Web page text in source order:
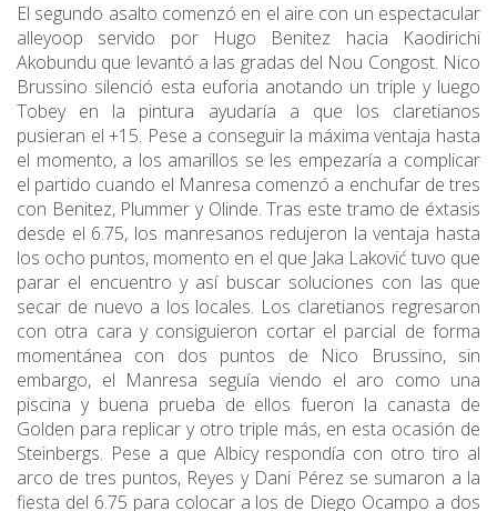
El segundo asalto comenzó en el aire con un espectacular
alleyoop servido por Hugo Benitez hacia Kaodirichi
Akobundu que levantó a las gradas del Nou Congost. Nico
Brussino silenció esta euforia anotando un triple y luego
Tobey en la pintura ayudaría a que los claretianos
pusieran el +15. Pese a conseguir la máxima ventaja hasta
el momento, a los amarillos se les empezaría a complicar
el partido cuando el Manresa comenzó a enchufar de tres
con Benitez, Plummer y Olinde. Tras este tramo de éxtasis
desde el 6.75, los manresanos redujeron la ventaja hasta
los ocho puntos, momento en el que Jaka Laković tuvo que
parar el encuentro y así buscar soluciones con las que
secar de nuevo a los locales. Los claretianos regresaron
con otra cara y consiguieron cortar el parcial de forma
momentánea con dos puntos de Nico Brussino, sin
embargo, el Manresa seguía viendo el aro como una
piscina y buena prueba de ellos fueron la canasta de
Golden para replicar y otro triple más, en esta ocasión de
Steinbergs. Pese a que Albicy respondía con otro tiro al
arco de tres puntos, Reyes y Dani Pérez se sumaron a la
fiesta del 6.75 para colocar a los de Diego Ocampo a dos